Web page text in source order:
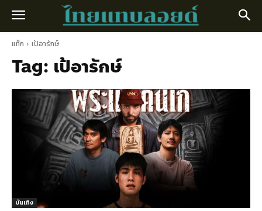
แท็ก เป้อารักษ์
Tag: เป้อารักษ์
บันเทิง